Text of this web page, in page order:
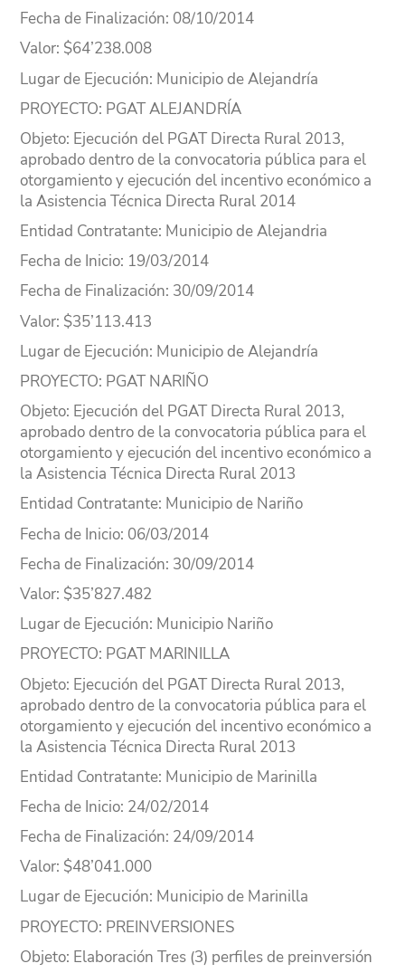
Fecha de Finalización: 08/10/2014
Valor: $64’238.008
Lugarde Ejecución: Municipio de Alejandría
PROYECTO: PGAT ALEJANDRÍA
Objeto: Ejecución del PGAT Directa Rural 2013,
aprobado dentro de la convocatoria pública para el
otorgamiento y ejecución del incentivo económico a
la Asistencia Técnica Directa Rural 2014
Entidad Contratante: Municipio de Alejandria
Fecha de Inicio: 19/03/2014
Fecha de Finalización: 30/09/2014
Valor: $35’113.413
Lugarde Ejecución: Municipio de Alejandría
PROYECTO: PGAT NARIÑO
Objeto: Ejecución del PGAT Directa Rural 2013,
aprobado dentro de la convocatoria pública para el
otorgamiento y ejecución del incentivo económico a
la Asistencia Técnica Directa Rural 2013
Entidad Contratante: Municipio de Nariño
Fecha de Inicio: 06/03/2014
Fecha de Finalización: 30/09/2014
Valor: $35’827.482
Lugarde Ejecución: Municipio Nariño
PROYECTO: PGAT MARINILLA
Objeto: Ejecución del PGAT Directa Rural 2013,
aprobado dentro de la convocatoria pública para el
otorgamiento y ejecución del incentivo económico a
la Asistencia Técnica Directa Rural 2013
Entidad Contratante: Municipio de Marinilla
Fecha de Inicio: 24/02/2014
Fecha de Finalización: 24/09/2014
Valor: $48’041.000
Lugarde Ejecución: Municipio de Marinilla
PROYECTO: PREINVERSIONES
Objeto: Elaboración Tres (3) perfiles de preinversión